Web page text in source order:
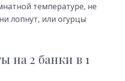
температуре, не
лопнут, или огурцы
на 2 банки в 1